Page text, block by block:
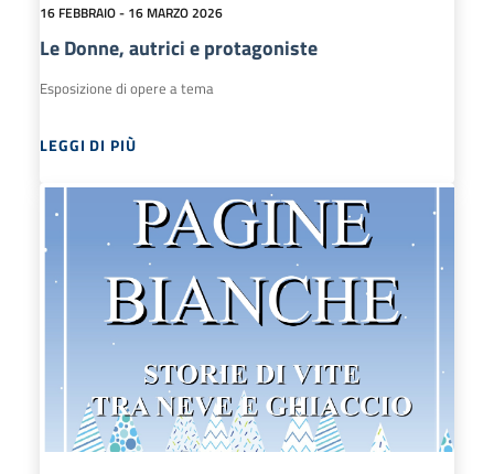
16 FEBBRAIO - 16 MARZO 2026
Le Donne, autrici e protagoniste
Esposizione di opere a tema
LEGGI DI PIÙ